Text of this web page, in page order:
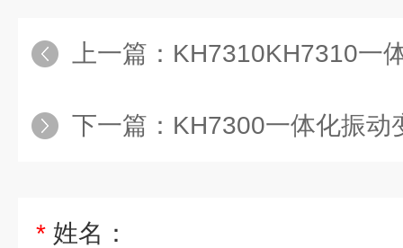
上一篇： KH7310KH7310一
下一篇： KH7300一体化振动
* 姓名：